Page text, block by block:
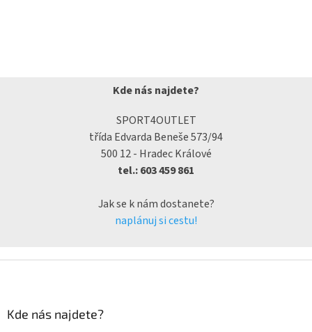
Kde nás najdete?
SPORT4OUTLET
třída Edvarda Beneše 573/94
500 12 - Hradec Králové
tel.: 603 459 861
Jak se k nám dostanete?
naplánuj si cestu!
Kde nás najdete?